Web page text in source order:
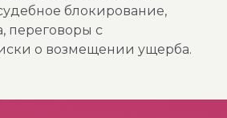
блокирование,
переговоры с
о возмещении ущерба.